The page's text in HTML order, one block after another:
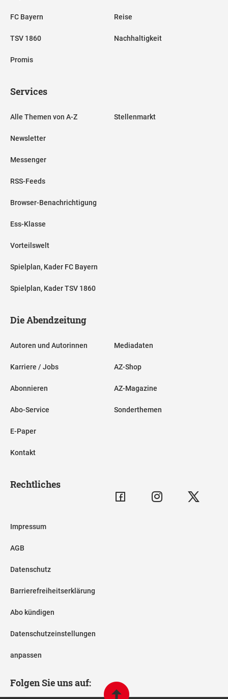
FC Bayern
TSV 1860
Promis
Reise
Nachhaltigkeit
Services
Alle Themen von A-Z
Newsletter
Messenger
RSS-Feeds
Browser-Benachrichtigung
Ess-Klasse
Vorteilswelt
Spielplan, Kader FC Bayern
Spielplan, Kader TSV 1860
Stellenmarkt
Die Abendzeitung
Autoren und Autorinnen
Karriere / Jobs
Abonnieren
Abo-Service
E-Paper
Kontakt
Mediadaten
AZ-Shop
AZ-Magazine
Sonderthemen
Rechtliches
Impressum
AGB
Datenschutz
Barrierefreiheitserklärung
Abo kündigen
Datenschutzeinstellungen
anpassen
Folgen Sie uns auf: